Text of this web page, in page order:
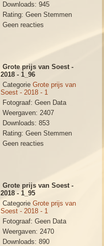
Downloads: 945
Rating: Geen Stemmen
Geen reacties
Grote prijs van Soest -
2018 - 1_96
Categorie Grote prijs van
Soest - 2018 - 1
Fotograaf: Geen Data
Weergaven: 2407
Downloads: 853
Rating: Geen Stemmen
Geen reacties
Grote prijs van Soest -
2018 - 1_95
Categorie Grote prijs van
Soest - 2018 - 1
Fotograaf: Geen Data
Weergaven: 2470
Downloads: 890